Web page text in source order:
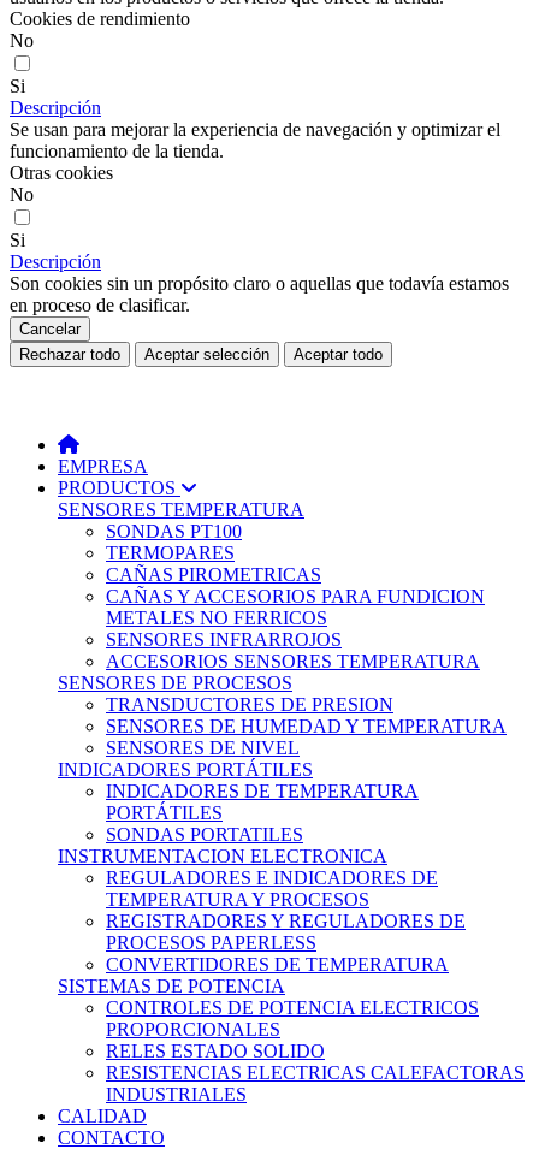
Cookies de rendimiento
No
Si
Descripción
Se usan para mejorar la experiencia de navegación y optimizar el
funcionamiento de la tienda.
Otras cookies
No
Si
Descripción
Son cookies sin un propósito claro o aquellas que todavía estamos
en proceso de clasificar.
Cancelar
Rechazar todo
Aceptar selección Aceptar todo
EMPRESA
PRODUCTOS
SENSORES TEMPERATURA
SONDAS PT100
TERMOPARES
CAÑAS PIROMETRICAS
CAÑAS Y ACCESORIOS PARA FUNDICION
METALES NO FERRICOS
SENSORES INFRARROJOS
ACCESORIOS SENSORES TEMPERATURA
SENSORES DE PROCESOS
TRANSDUCTORES DE PRESION
SENSORES DE HUMEDAD Y TEMPERATURA
SENSORES DE NIVEL
INDICADORES PORTÁTILES
INDICADORES DE TEMPERATURA
PORTÁTILES
SONDAS PORTATILES
INSTRUMENTACION ELECTRONICA
REGULADORES E INDICADORES DE
TEMPERATURA Y PROCESOS
REGISTRADORES Y REGULADORES DE
PROCESOS PAPERLESS
CONVERTIDORES DE TEMPERATURA
SISTEMAS DE POTENCIA
CONTROLES DE POTENCIA ELECTRICOS
PROPORCIONALES
RELES ESTADO SOLIDO
RESISTENCIAS ELECTRICAS CALEFACTORAS
INDUSTRIALES
CALIDAD
CONTACTO